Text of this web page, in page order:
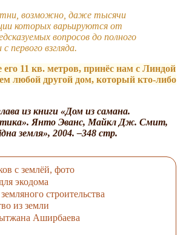
возможно, даже тысячи
которых варьируются от
вопросов до полного
первого взгляда.
его 11 кв. метров, принёс нам с Линдой
любой другой дом, который кто-либо
из книги «Дом из самана.
Янто Эванс, Майкл Дж. Смит,
земля», 2004. –348 стр.
с землёй, фото
экодома
строительства
из земли
Аширбаева